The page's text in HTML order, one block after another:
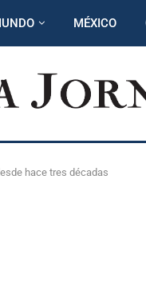
MÉXICO
hace tres décadas